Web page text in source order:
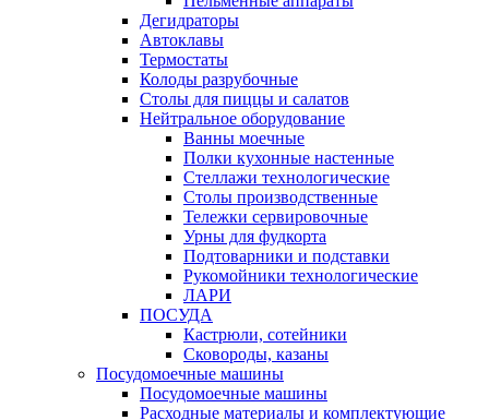
Дегидраторы
Автоклавы
Термостаты
Колоды разрубочные
Столы для пиццы и салатов
Нейтральное оборудование
Ванны моечные
Полки кухонные настенные
Стеллажи технологические
Столы производственные
Тележки сервировочные
Урны для фудкорта
Подтоварники и подставки
Рукомойники технологические
ЛАРИ
ПОСУДА
Кастрюли, сотейники
Сковороды, казаны
Посудомоечные машины
Посудомоечные машины
Расходные материалы и комплектующие